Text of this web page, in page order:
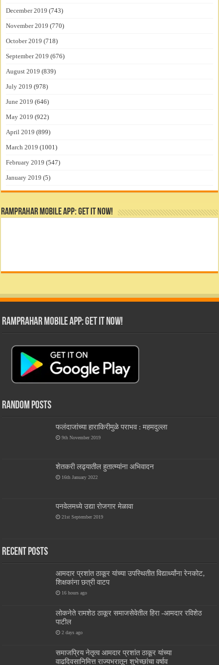
December 2019 (743)
November 2019 (770)
October 2019 (718)
September 2019 (676)
August 2019 (839)
July 2019 (978)
June 2019 (646)
May 2019 (922)
April 2019 (899)
March 2019 (1001)
February 2019 (547)
January 2019 (5)
RamPrahar Mobile App: Get it Now!
RamPrahar Mobile App: Get it Now!
Random Posts
फलंदाजांच्या हाराकिरीमुळे पराभव : महमदुल्ला
9th November 2019
शेतकरी लढ्यातील हुतात्म्यांना अभिवादन
16th January 2022
पनवेलमध्ये उद्या रोजगार मेळावा
21st September 2019
Recent Posts
आमदार प्रशांत ठाकूर यांच्या उपस्थितीत विद्यार्थ्यांना रेनकोट,
शिक्षकांना छत्री वाटप
16 hours ago
लोकनेते रामशेठ ठाकूर समाजसेवेतील हिरा -आमदार रविशेठ
पाटील
2 days ago
समाजप्रिय नेतृत्व आमदार प्रशांत ठाकूर यांच्या
वाढदिवसानिमित्त राज्यभरातून शुभेच्छांचा वर्षाव